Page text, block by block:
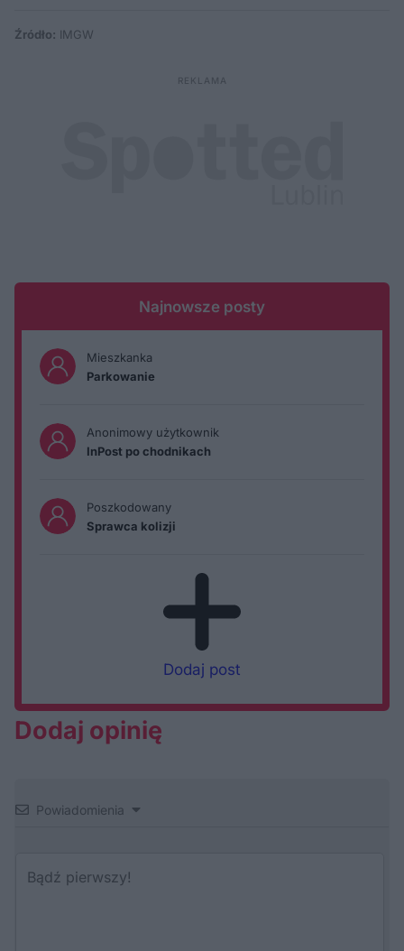
Źródło: IMGW
Najnowsze posty
Mieszkanka
Parkowanie
Anonimowy użytkownik
InPost po chodnikach
Poszkodowany
Sprawca kolizji
Dodaj post
Dodaj opinię
Powiadomienia